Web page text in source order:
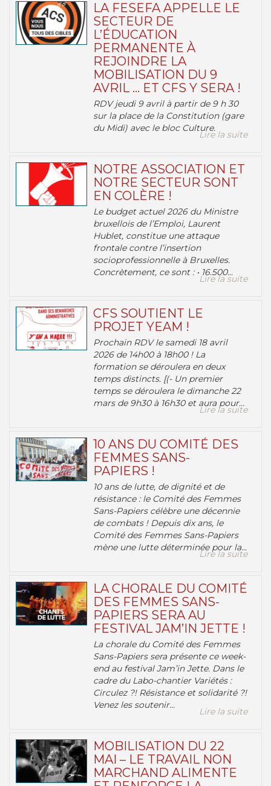
LA FESEFA APPELLE LE
SECTEUR DE
L’ÉDUCATION
PERMANENTE À
REJOINDRE LA
MOBILISATION DU 9
AVRIL … ET CFS Y SERA !
RDV jeudi 9 avril à partir de 9 h 30
sur la place de la Constitution (gare
du Midi) avec le bloc Culture.
Lire la suite
NOTRE ASSOCIATION ET
NOTRE SECTEUR SONT
EN COLÈRE !
Le budget actuel 2026 du Ministre
bruxellois de l’Emploi, Laurent
Hublet, constitue une attaque
frontale contre l’insertion
socioprofessionnelle à Bruxelles.
Concrètement, ce sont : • 16.500...
Lire la suite
CFS SOUTIENT LE
PROJET YEAM !
Prochain RDV le samedi 18 avril
2026 de 14h00 à 18h00 ! La
formation se déroulera en deux
temps distincts. [(- Un premier
temps se déroulera le dimanche 22
mars de 9h30 à 16h30 et aura pour...
Lire la suite
10 ANS DU COMITÉ DES
FEMMES SANS-
PAPIERS !
10 ans de lutte, de dignité et de
résistance : le Comité des Femmes
Sans-Papiers célèbre une décennie
de combats ! Depuis dix ans, le
Comité des Femmes Sans-Papiers
mène une lutte déterminée pour la...
Lire la suite
LA CHORALE DU COMITÉ
DES FEMMES SANS-
PAPIERS SERA AU
FESTIVAL JAM’IN JETTE !
La chorale du Comité des Femmes
Sans-Papiers sera présente ce week-
end au festival Jam’in Jette. Dans le
cadre du Labo-chantier Variétés :
Circulez ?! Résistance et solidarité ?!
Venez les soutenir...
Lire la suite
MOBILISATION DU 22
MAI – LE TRAVAIL NON
MARCHAND ALIMENTE